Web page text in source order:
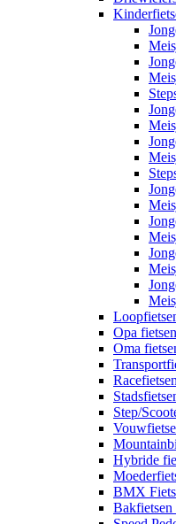
Opa fietsen
Oma
Step/
Hybride
BMX
Bakfietsen